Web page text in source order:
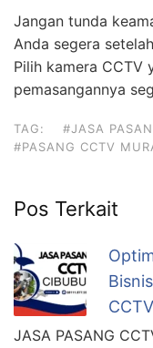
Jangan tunda
Anda segera
Pilih kamera CCTV
pemasangannya
TAG: #JASA
#PASANG CCTV
Pos Terkait
JASA PASANG